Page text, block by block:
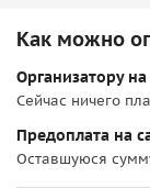
Как можно
Организатору
Сейчас ничего
Предоплата на
Оставшуюся